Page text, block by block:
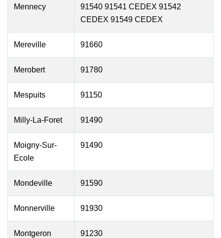
Mennecy
91540 91541 CEDEX 91542
CEDEX 91549 CEDEX
Mereville 91660
Merobert 91780
Mespuits 91150
Milly-La-Foret 91490
Moigny-Sur-
Ecole
91490
Mondeville 91590
Monnerville 91930
Montgeron 91230